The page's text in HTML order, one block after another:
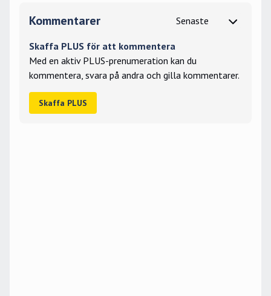
Kommentarer
Skaffa PLUS för att kommentera
Med en aktiv PLUS-prenumeration kan du
kommentera, svara på andra och gilla kommentarer.
Skaffa PLUS